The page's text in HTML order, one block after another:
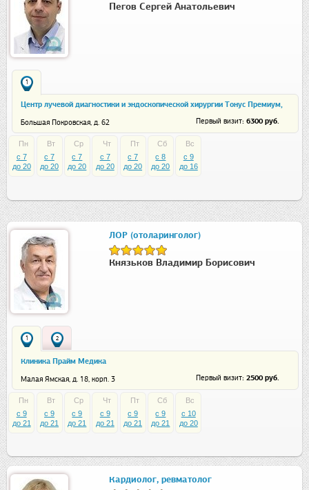
Пегов Сергей Анатольевич
1
Центр лучевой диагностики и эндоскопической хирургии Тонус Премиум,
Большая Покровская, д. 62 Первый визит: 6300 руб.
Пн
c 7
до 20
Вт
c 7
до 20
Ср
c 7
до 20
Чт
c 7
до 20
Пт
c 7
до 20
Сб
c 8
до 20
Вс
c 9
до 16
ЛОР (отоларинголог)
Князьков Владимир Борисович
1 2
Клиника Прайм Медика
Малая Ямская, д. 18, корп. 3 Первый визит: 2500 руб.
Пн
c 9
до 21
Вт
c 9
до 21
Ср
c 9
до 21
Чт
c 9
до 21
Пт
c 9
до 21
Сб
c 9
до 21
Вс
c 10
до 20
Кардиолог, ревматолог